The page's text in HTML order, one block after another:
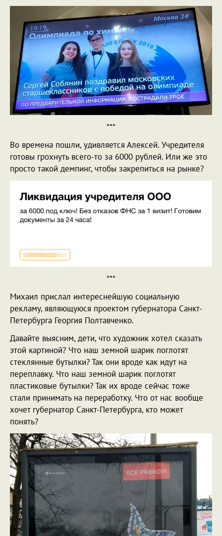
***
Во времена пошли, удивляется Алексей. Учредителя
готовы грохнуть всего-то за 6000 рублей. Или же это
просто такой демпинг, чтобы закрепиться на рынке?
***
Михаил прислал интереснейшую социальную
рекламу, являющуюся проектом губернатора Санкт-
Петербурга Георгия Полтавченко.
Давайте выясним, дети, что художник хотел сказать
этой картиной? Что наш земной шарик поглотят
стеклянные бутылки? Так они вроде как идут на
переплавку. Что наш земной шарик поглотят
пластиковые бутылки? Так их вроде сейчас тоже
стали принимать на переработку. Что от нас вообще
хочет губернатор Санкт-Петербурга, кто может
понять?